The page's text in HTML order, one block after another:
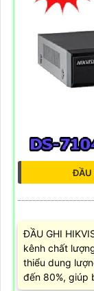
ĐẦU
ĐẦU GHI
kênh chất
thiểu dung
đến 80%, giúp